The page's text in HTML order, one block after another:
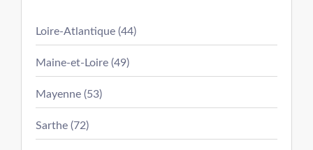
Loire-Atlantique (44)
Maine-et-Loire (49)
Mayenne (53)
Sarthe (72)